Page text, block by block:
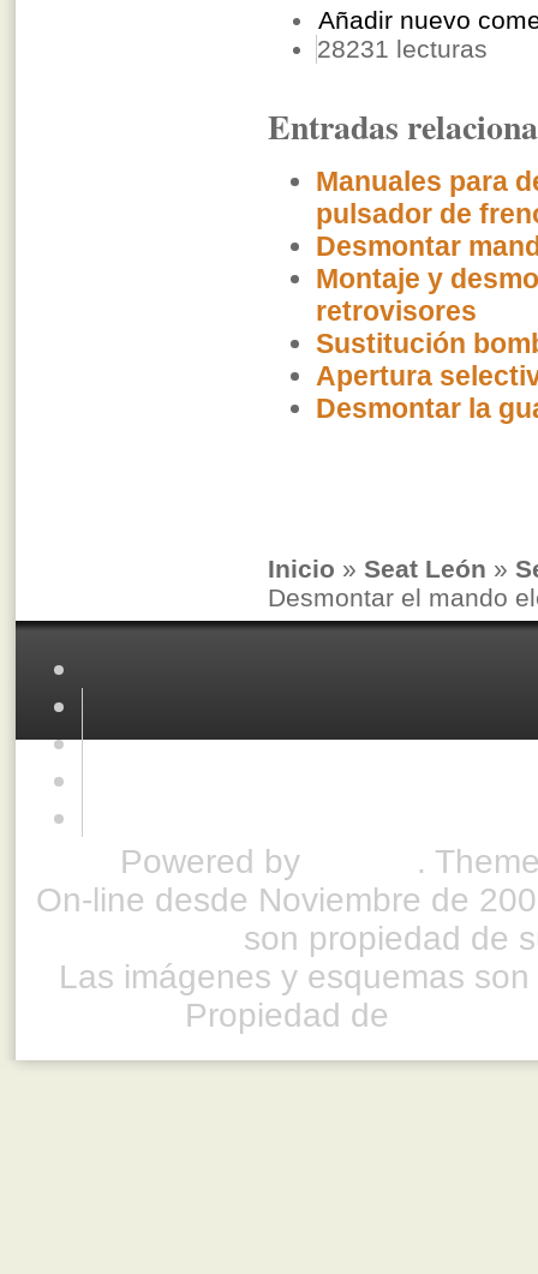
Añadir nuevo
28231 lecturas
Entradas
Manuales para
pulsador de
Desmontar
Montaje y
retrovisores
Sustitución
Apertura
Desmontar la
Inicio » Seat León »
Desmontar el mando
Powered by
.
On-line desde Noviembre de
son propiedad de
Las imágenes y esquemas
Propiedad de